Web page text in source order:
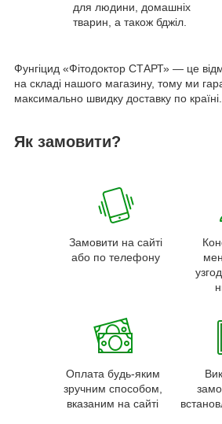
для людини, домашніх
тварин, а також бджіл.
Фунгіцид «Фітодоктор СТАРТ» — це
на складі нашого магазину, тому ми
максимально швидку доставку по країні.
Як замовити?
Замовити на сайті
або по телефону
Оплата будь-яким
зручним способом,
вказаним на сайті